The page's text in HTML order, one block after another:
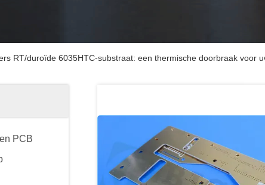
RT/duroïde 6035HTC-substraat: een thermische doorbraak voor
PCB